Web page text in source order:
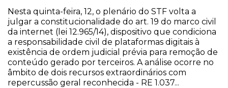
Nesta quinta-feira, 12, o plenário do STF volta a
julgar a constitucionalidade do art. 19 do marco civil
da internet (lei 12.965/14), dispositivo que condiciona
a responsabilidade civil de plataformas digitais à
existência de ordem judicial prévia para remoção de
conteúdo gerado por terceiros. A análise ocorre no
âmbito de dois recursos extraordinários com
repercussão geral reconhecida - RE 1.037...